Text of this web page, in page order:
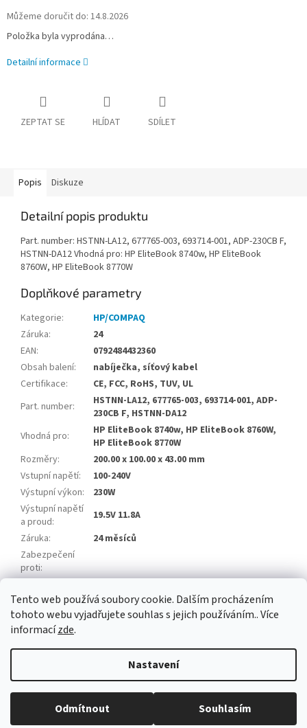
Tento web používá soubory cookie. Dalším procházením
tohoto webu vyjadřujete souhlas s jejich používáním.. Více
informacízde.
Nastavení
Odmítnout Souhlasím
Můžeme doručit do: 14.8.2026
Položka byla vyprodána…
Detailní informace
ZEPTAT SE HLÍDAT SDÍLET
Popis Diskuze
Detailní popis produktu
Part. number: HSTNN-LA12, 677765-003, 693714-001, ADP-230CB F,
HSTNN-DA12 Vhodná pro: HP EliteBook 8740w, HP EliteBook
8760W, HP EliteBook 8770W
Doplňkové parametry
Kategorie:
HP/COMPAQ
Záruka:
24
EAN:
0792484432360
Obsah balení:
nabíječka, síťový kabel
Certifikace:
CE, FCC, RoHS, TUV, UL
Part. number:
HSTNN-LA12, 677765-003, 693714-001, ADP-
230CB F, HSTNN-DA12
Vhodná pro:
HP EliteBook 8740w, HP EliteBook 8760W,
HP EliteBook 8770W
Rozměry:
200.00 x 100.00 x 43.00 mm
Vstupní napětí:
100-240V
Výstupní výkon:
230W
Výstupní napětí
a proud:
19.5V 11.8A
Záruka:
24 měsíců
Zabezpečení
proti:
Položka byla vyprodána…
Vytvořil Shoptet
Copyright 2026baterie-adaptery.cz . Všechna práva vyhrazena.